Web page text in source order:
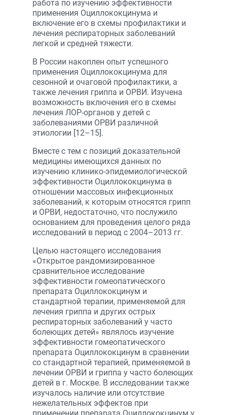
работа по изучению эффективности
применения Оциллококцинума и
включение его в схемы профилактики и
лечения респираторных заболеваний
легкой и средней тяжести.
В России накоплен опыт успешного
применения Оциллококцинума для
сезонной и очаговой профилактики, а
также лечения гриппа и ОРВИ. Изучена
возможность включения его в схемы
лечения ЛОР-органов у детей с
заболеваниями ОРВИ различной
этиологии [12–15].
Вместе с тем с позиций доказательной
медицины имеющихся данных по
изучению клинико-эпидемиологической
эффективности Оциллококцинума в
отношении массовых инфекционных
заболеваний, к которым относятся грипп
и ОРВИ, недостаточно, что послужило
основанием для проведения целого ряда
исследований в период с 2004–2013 гг.
Целью настоящего исследования
«Открытое рандомизированное
сравнительное исследование
эффективности гомеопатического
препарата Оциллококцинум и
стандартной терапии, применяемой для
лечения гриппа и других острых
респираторных заболеваний у часто
болеющих детей» являлось изучение
эффективности гомеопатического
препарата Оциллококцинум в сравнении
со стандартной терапией, применяемой в
лечении ОРВИ и гриппа у часто болеющих
детей в г. Москве. В исследовании также
изучалось наличие или отсутствие
нежелательных эффектов при